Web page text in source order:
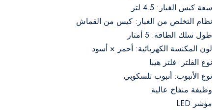
سعة كيس الغبار: 4.5 لتر
نظام التخلص من الغبار: كيس من القماش
طول سلك الطاقة: 5 أمتار
لون المكنسة الكهربائية: أحمر × أسود
نوع الفلتر: فلتر هيبا
نوع الأنبوب: أنبوب تلسكوبي
وظيفة منفاخ عالية
مؤشر LED